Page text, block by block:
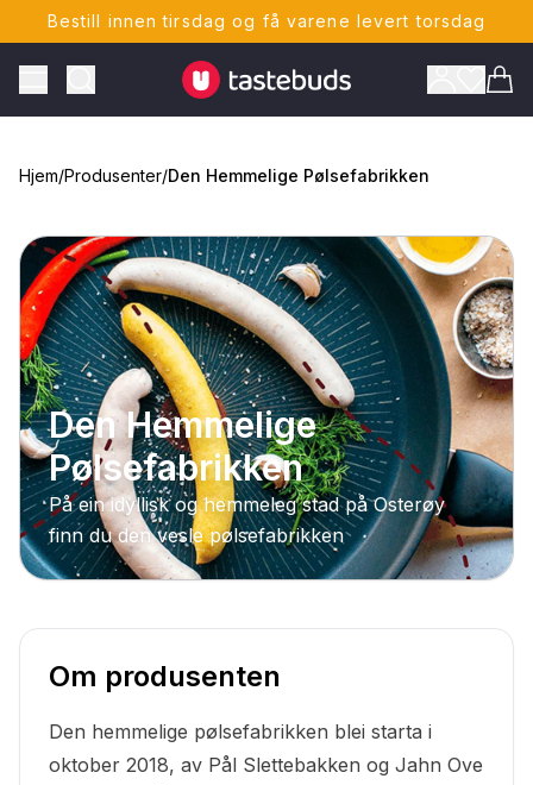
Bestill innen tirsdag og få varene levert torsdag
Toggle Menu
Tastebuds - Lokalmat rett hjem
Hjem/Produsenter/Den Hemmelige Pølsefabrikken
Den Hemmelige
Pølsefabrikken
På ein idyllisk og hemmeleg stad på Osterøy
finn du den vesle pølsefabrikken
Om produsenten
Den hemmelige pølsefabrikken blei starta i
oktober 2018, av Pål Slettebakken og Jahn Ove